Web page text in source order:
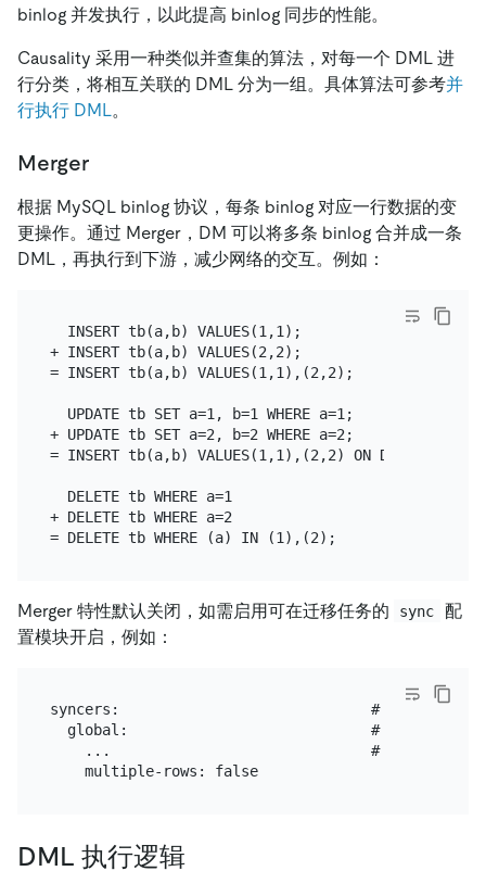
binlog 并发执行，以此提高 binlog 同步的性能。
Causality 采用一种类似并查集的算法，对每一个 DML 进
行分类，将相互关联的 DML 分为一组。具体算法可参考并
行执行 DML。
Merger
根据 MySQL binlog 协议，每条 binlog 对应一行数据的变
更操作。通过 Merger，DM 可以将多条 binlog 合并成一条
DML，再执行到下游，减少网络的交互。例如：
  INSERT tb(a,b) VALUES(1,1);
+ INSERT tb(a,b) VALUES(2,2);
= INSERT tb(a,b) VALUES(1,1),(2,2);
  UPDATE tb SET a=1, b=1 WHERE a=1;
+ UPDATE tb SET a=2, b=2 WHERE a=2;
= INSERT tb(a,b) VALUES(1,1),(2,2) ON DUPLICATE
  DELETE tb WHERE a=1
+ DELETE tb WHERE a=2
Merger 特性默认关闭，如需启用可在迁移任务的 sync
配
置模块开启，例如：
syncers:                             # sync 处理单元的
  global:                            # 配置名称
    ...                              # 省略其他配置
    multiple-rows: false
DML 执行逻辑